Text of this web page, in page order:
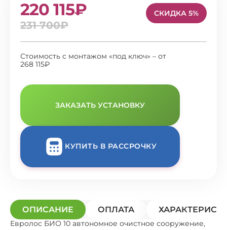
220 115₽
231 700₽
СКИДКА 5%
Стоимость с монтажом «под ключ» – от
268 115₽
ЗАКАЗАТЬ УСТАНОВКУ
КУПИТЬ В РАССРОЧКУ
ОПИСАНИЕ ОПЛАТА
Евролос БИО 10 автономное очистное сооружение,